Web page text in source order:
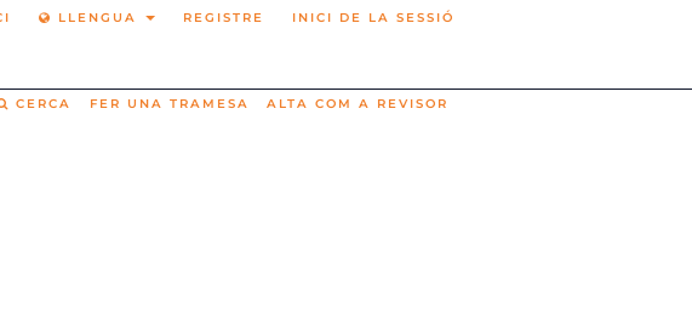
FER UNA TRAMESA ALTA COM A REVISOR
CERCA
LLENGUA REGISTRE INICI DE LA SESSIÓ